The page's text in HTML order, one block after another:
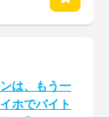
は、もう一
ホでバイト